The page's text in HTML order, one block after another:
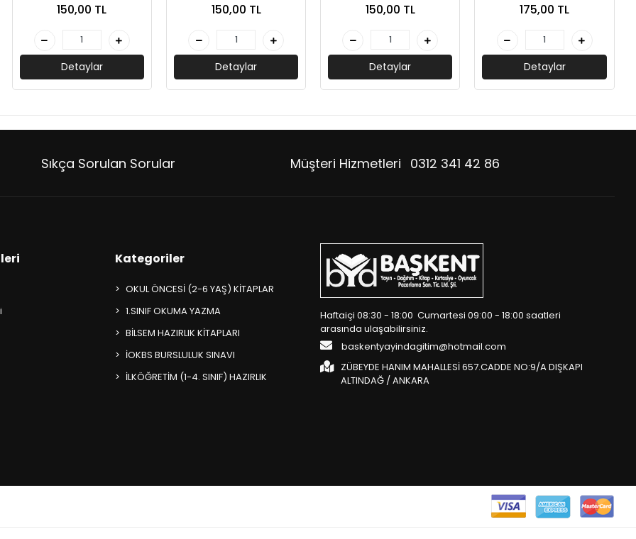
150,00 TL
Detaylar
150,00 TL
Detaylar
150,00 TL
Detaylar
175,00 TL
Detaylar
Sıkça Sorulan Sorular Müşteri Hizmetleri 0312 341 42 86
Kategoriler
OKUL ÖNCESİ (2-6 YAŞ) KİTAPLAR
1.SINIF OKUMA YAZMA
BİLSEM HAZIRLIK KİTAPLARI
İOKBS BURSLULUK SINAVI
İLKÖĞRETİM (1-4. SINIF) HAZIRLIK
Haftaiçi 08:30 - 18:00 Cumartesi 09:00 - 18:00 saatleri
arasında ulaşabilirsiniz.
baskentyayindagitim@hotmail.com
ZÜBEYDE HANIM MAHALLESİ 657.CADDE NO:9/A DIŞKAPI
ALTINDAĞ / ANKARA